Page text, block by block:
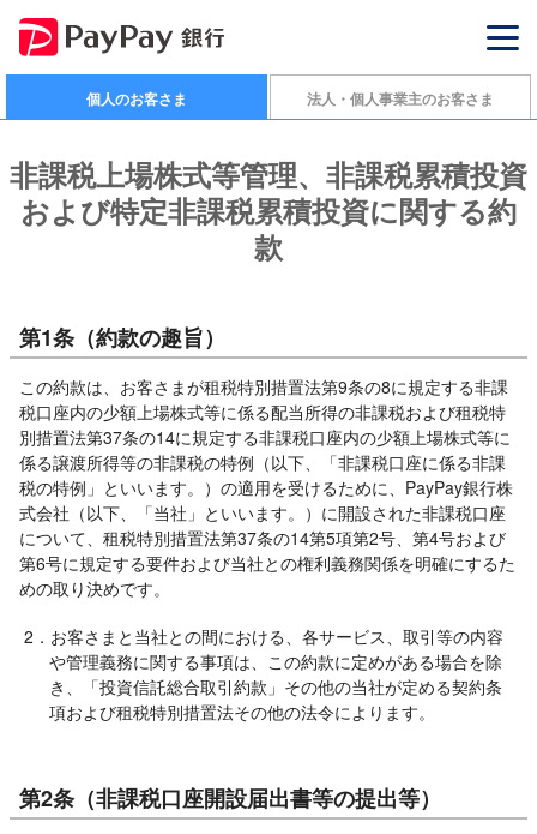
個人のお客さま 法人・個人事業主のお客さま
非課税上場株式等管理、非課税累積投資
および特定非課税累積投資に関する約
款
第1条（約款の趣旨）
この約款は、お客さまが租税特別措置法第9条の8に規定する非課
税口座内の少額上場株式等に係る配当所得の非課税および租税特
別措置法第37条の14に規定する非課税口座内の少額上場株式等に
係る譲渡所得等の非課税の特例（以下、「非課税口座に係る非課
税の特例」といいます。）の適用を受けるために、PayPay銀行株
式会社（以下、「当社」といいます。）に開設された非課税口座
について、租税特別措置法第37条の14第5項第2号、第4号および
第6号に規定する要件および当社との権利義務関係を明確にするた
めの取り決めです。
2．お客さまと当社との間における、各サービス、取引等の内容
や管理義務に関する事項は、この約款に定めがある場合を除
き、「投資信託総合取引約款」その他の当社が定める契約条
項および租税特別措置法その他の法令によります。
第2条（非課税口座開設届出書等の提出等）